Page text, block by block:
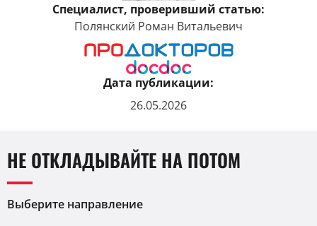
Специалист, проверивший статью:
Полянский Роман Витальевич
Дата публикации:
26.05.2026
НЕ ОТКЛАДЫВАЙТЕ НА ПОТОМ
Выберите направление